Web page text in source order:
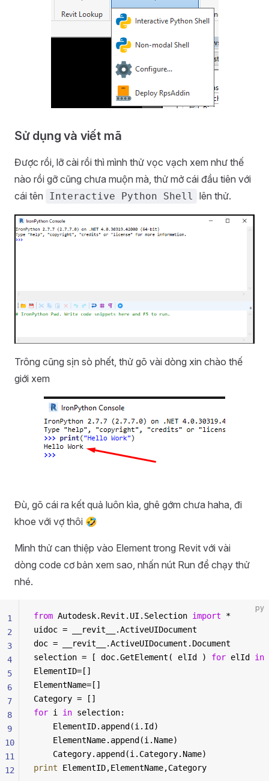
Sử dụng và viết mã
Được rồi, lỡ cài rồi thì mình thử vọc vạch xem như thế
nào rồi gỡ cũng chưa muộn mà, thử mở cái đầu tiên với
cái tên
Interactive Python Shell lên thử.
Trông cũng sịn sò phết, thử gõ vài dòng xin chào thế
giới xem
Đù, gõ cái ra kết quả luôn kìa, ghê gớm chưa haha, đi
khoe với vợ thôi 🤣
Mình thử can thiệp vào Element trong Revit với vài
dòng code cơ bản xem sao, nhấn nút Run để chạy thử
nhé.
py
from Autodesk.Revit.UI.Selection import *
uidoc = __revit__.ActiveUIDocument
doc = __revit__.ActiveUIDocument.Document
selection = [ doc.GetElement( elId ) for elId in
ElementID=[]
ElementName=[]
Category = []
for i in selection:
    ElementID.append(i.Id)
    ElementName.append(i.Name)
    Category.append(i.Category.Name)
print ElementID,ElementName,Category
1
2
3
4
5
6
7
8
9
10
11
12